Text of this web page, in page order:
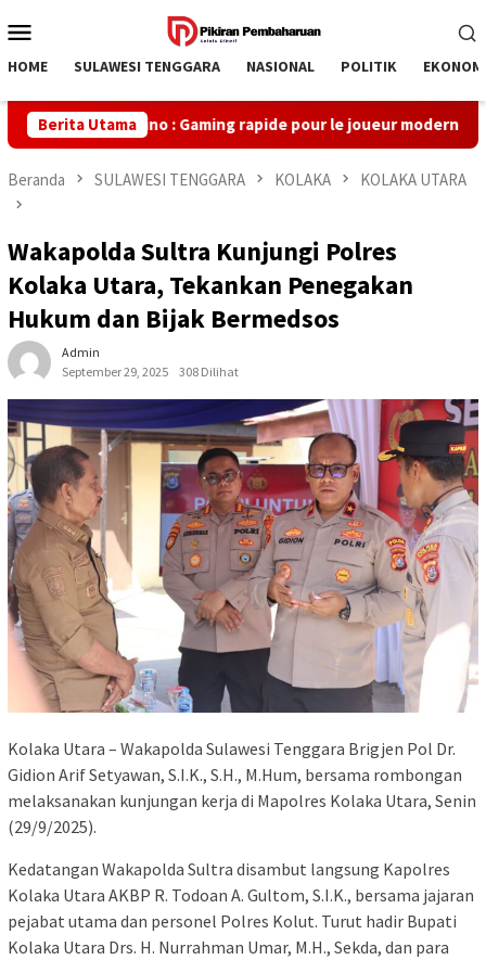
ke
Mobile
HOME SULAWESI TENGGARA NASIONAL POLITIK
Berita Utama
Casino : Gaming rapide pour le joueur moderne
Beranda SULAWESI TENGGARA KOLAKA KOLAKA UTARA
Wakapolda Sultra Kunjungi Polres
Kolaka Utara, Tekankan Penegakan
Hukum dan Bijak Bermedsos
Admin
September 29, 2025
308 Dilihat
Kolaka Utara – Wakapolda Sulawesi Tenggara Brigjen Pol Dr.
Gidion Arif Setyawan, S.I.K., S.H., M.Hum, bersama rombongan
melaksanakan kunjungan kerja di Mapolres Kolaka Utara, Senin
(29/9/2025).
Kedatangan Wakapolda Sultra disambut langsung Kapolres
Kolaka Utara AKBP R. Todoan A. Gultom, S.I.K., bersama jajaran
pejabat utama dan personel Polres Kolut. Turut hadir Bupati
Kolaka Utara Drs. H. Nurrahman Umar, M.H., Sekda, dan para